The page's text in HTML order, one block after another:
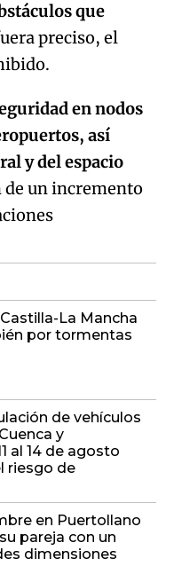
que
preciso, el
en nodos
así
y del espacio
un incremento
La Mancha
por tormentas
de vehículos
y
al 14 de agosto
riesgo de
en Puertollano
pareja con un
dimensiones